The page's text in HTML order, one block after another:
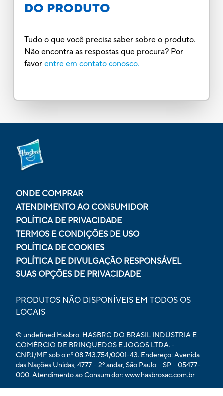
DO PRODUTO
Tudo o que você precisa saber sobre o produto.
Não encontra as respostas que procura? Por
favor entre em contato conosco.
ONDE COMPRAR
ATENDIMENTO AO CONSUMIDOR
POLÍTICA DE PRIVACIDADE
TERMOS E CONDIÇÕES DE USO
POLÍTICA DE COOKIES
POLÍTICA DE DIVULGAÇÃO RESPONSÁVEL
SUAS OPÇÕES DE PRIVACIDADE
PRODUTOS NÃO DISPONÍVEIS EM TODOS OS
LOCAIS
© undefined Hasbro. HASBRO DO BRASIL INDÚSTRIA E
COMÉRCIO DE BRINQUEDOS E JOGOS LTDA. -
CNPJ/MF sob o nº 08.743.754/0001-43. Endereço: Avenida
das Nações Unidas, 4777 – 2º andar, São Paulo – SP – 05477-
000. Atendimento ao Consumidor: www.hasbrosac.com.br